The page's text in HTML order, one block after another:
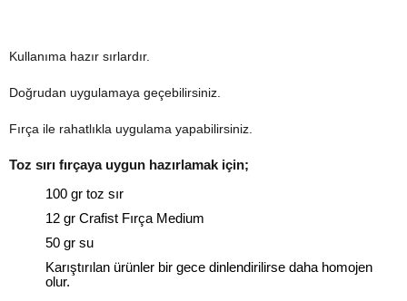
Kullanıma hazır sırlardır.
Doğrudan uygulamaya geçebilirsiniz.
Fırça ile rahatlıkla uygulama yapabilirsiniz.
Toz sırı fırçaya uygun hazırlamak için;
100 gr toz sır
12 gr Crafist Fırça Medium
50 gr su
Karıştırılan ürünler bir gece dinlendirilirse daha homojen
olur.